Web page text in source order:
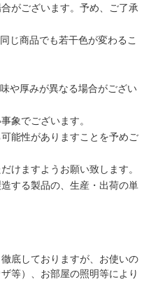
がございます。予め、ご了承
じ商品でも若干色が変わるこ
や厚みが異なる場合がござい
象でございます。
能性がありますことを予めご
けますようお願い致します。
する製品の、生産・出荷の単
底しておりますが、お使いの
等）、お部屋の照明等により